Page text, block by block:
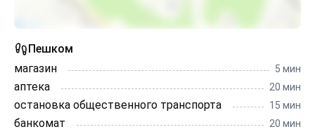
Пешком
магазин
5 мин
аптека 20 мин
остановка общественного транспорта 15 мин
банкомат 20 мин